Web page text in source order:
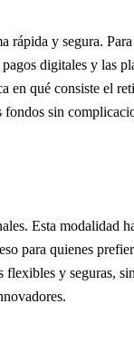
rápida y segura.
digitales y las
en qué consiste el
fondos sin
Esta modalidad
para quienes
flexibles y seguras,